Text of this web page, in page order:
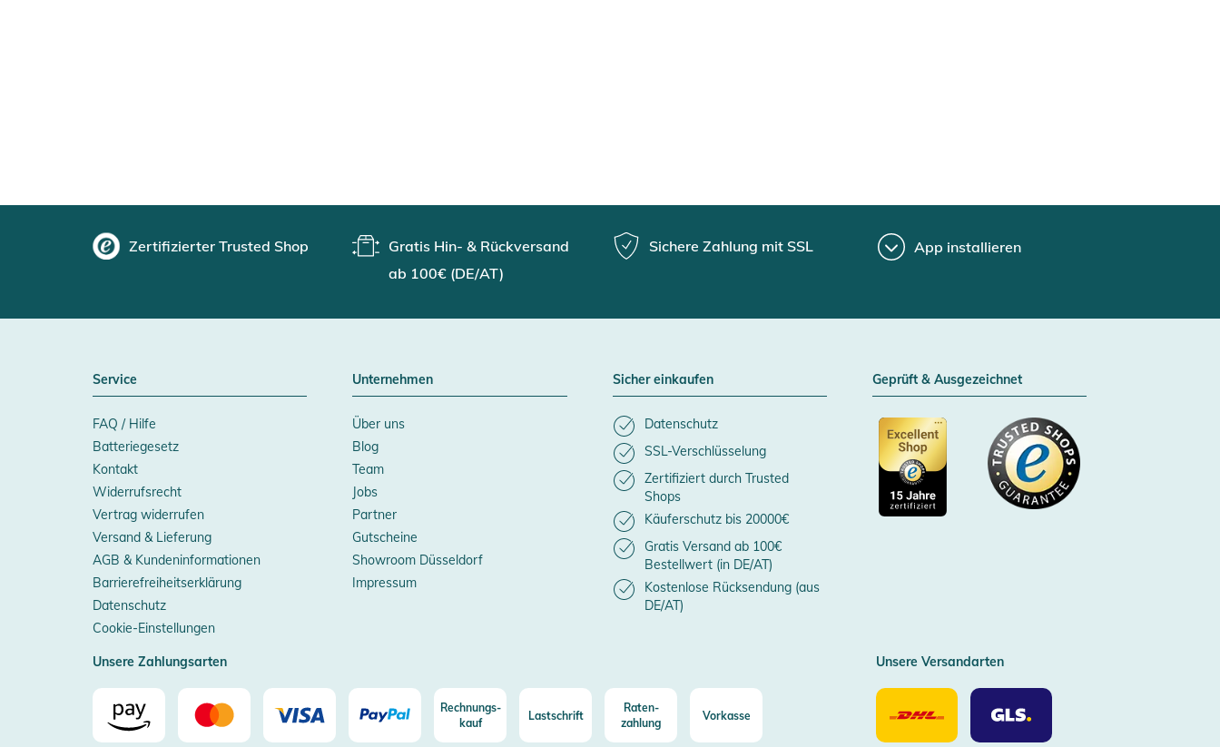
Zertifizierter Trusted Shop
Gratis Hin- & Rückversand
ab 100€ (DE/AT)
Sichere Zahlung mit SSL App installieren
Service
FAQ / Hilfe
Batteriegesetz
Kontakt
Widerrufsrecht
Vertrag widerrufen
Versand & Lieferung
AGB & Kundeninformationen
Barrierefreiheitserklärung
Datenschutz
Cookie-Einstellungen
Unternehmen
Über uns
Blog
Team
Jobs
Partner
Gutscheine
Showroom Düsseldorf
Impressum
Sicher einkaufen
Datenschutz
SSL-Verschlüsselung
Zertifiziert durch Trusted
Shops
Käuferschutz bis 20000€
Gratis Versand ab 100€
Bestellwert (in DE/AT)
Kostenlose Rücksendung (aus
DE/AT)
Geprüft & Ausgezeichnet
Unsere Zahlungsarten
Rechnungs-
kauf
Lastschrift
Raten-
zahlung
Vorkasse
Unsere Versandarten
Unsere
Versandarten
DHL
Unsere
Versandarten
GLS